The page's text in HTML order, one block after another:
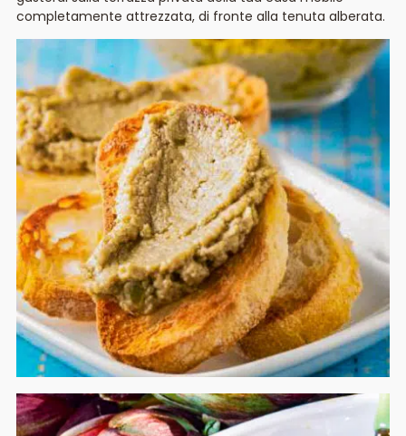
completamente attrezzata, di fronte alla tenuta alberata.